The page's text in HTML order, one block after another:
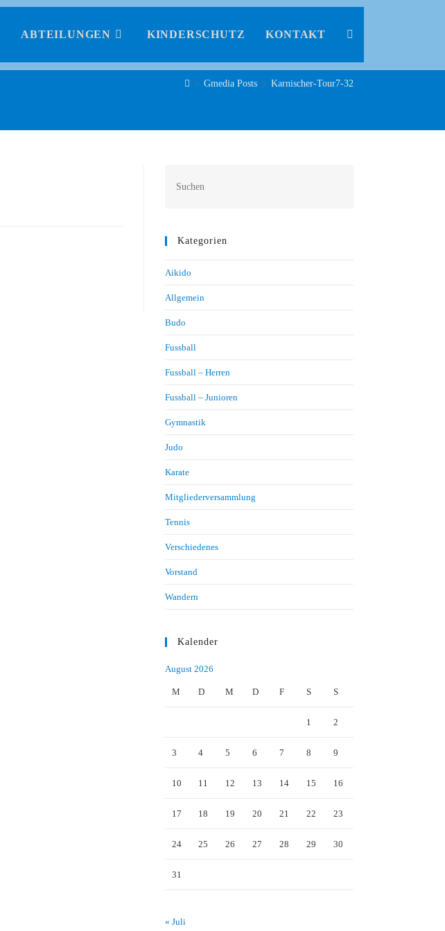
ABTEILUNGEN KINDERSCHUTZ KONTAKT
> Gmedia Posts > Karnischer-Tour7-32
Kategorien
Aikido
Allgemein
Budo
Fussball
Fussball – Herren
Fussball – Junioren
Gymnastik
Judo
Karate
Mitgliederversammlung
Tennis
Verschiedenes
Vorstand
Wandern
Kalender
August 2026
M D M D F S S
1 2
3 4 5 6 7 8 9
10 11 12 13 14 15 16
17 18 19 20 21 22 23
24 25 26 27 28 29 30
31
« Juli